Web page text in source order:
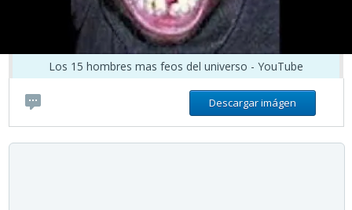
Los 15 hombres mas feos del universo - YouTube
Descargar imágen